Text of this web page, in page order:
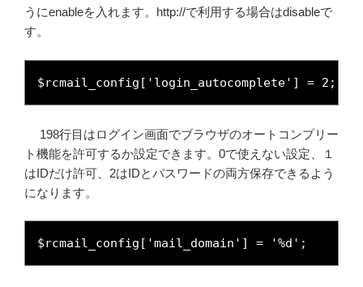
うにenableを入れます。http://で利用する場合はdisableで
す。
$rcmail_config['login_autocomplete'] = 2;
198行目はログイン画面でブラウザのオートコンプリー
ト機能を許可するか設定できます。0で使えない設定、１
はIDだけ許可、2はIDとパスワードの両方保存できるよう
になります。
$rcmail_config['mail_domain'] = '%d';